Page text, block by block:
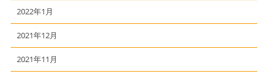
2022年1月
2021年12月
2021年11月